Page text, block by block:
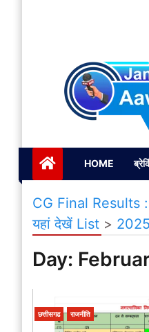
Janta ki
HOME
CG Final Results :
यहां देखें List > 2025
Day:
छत्तीसगढ राजनीति